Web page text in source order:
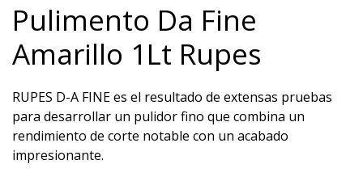
Pulimento Da Fine
Amarillo 1Lt Rupes
RUPES D-A FINE es el resultado de extensas pruebas
para desarrollar un pulidor fino que combina un
rendimiento de corte notable con un acabado
impresionante.